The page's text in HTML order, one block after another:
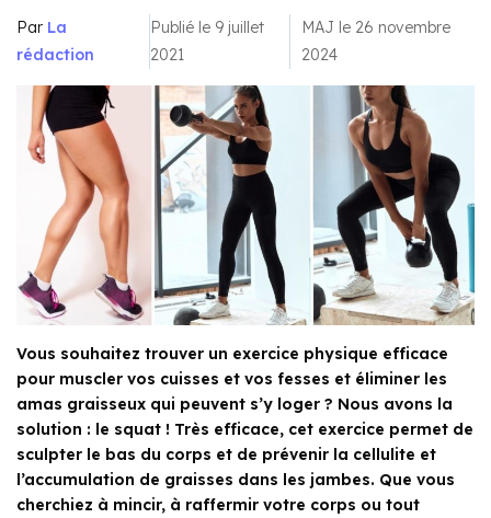
Par La
rédaction
Publié le 9 juillet
2021
MAJ le 26 novembre
2024
Vous souhaitez trouver un exercice physique efficace
pour muscler vos cuisses et vos fesses et éliminer les
amas graisseux qui peuvent s’y loger ? Nous avons la
solution : le squat ! Très efficace, cet exercice permet de
sculpter le bas du corps et de prévenir la cellulite et
l’accumulation de graisses dans les jambes. Que vous
cherchiez à mincir, à raffermir votre corps ou tout